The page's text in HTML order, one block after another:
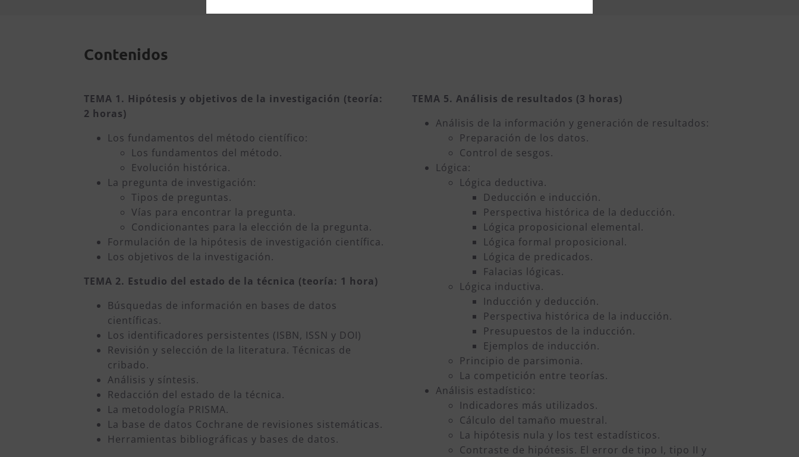
Contenidos
TEMA 1. Hipótesis y objetivos de la investigación (teoría:
2 horas)
Los fundamentos del método científico:
Los fundamentos del método.
Evolución histórica.
La pregunta de investigación:
Tipos de preguntas.
Vías para encontrar la pregunta.
Condicionantes para la elección de la pregunta.
Formulación de la hipótesis de investigación científica.
Los objetivos de la investigación.
TEMA 2. Estudio del estado de la técnica (teoría: 1 hora)
Búsquedas de información en bases de datos
científicas.
Los identificadores persistentes (ISBN, ISSN y DOI)
Revisión y selección de la literatura. Técnicas de
cribado.
Análisis y síntesis.
Redacción del estado de la técnica.
La metodología PRISMA.
La base de datos Cochrane de revisiones sistemáticas.
Herramientas bibliográficas y bases de datos.
TEMA 5. Análisis de resultados (3 horas)
Análisis de la información y generación de resultados:
Preparación de los datos.
Control de sesgos.
Lógica:
Lógica deductiva.
Deducción e inducción.
Perspectiva histórica de la deducción.
Lógica proposicional elemental.
Lógica formal proposicional.
Lógica de predicados.
Falacias lógicas.
Lógica inductiva.
Inducción y deducción.
Perspectiva histórica de la inducción.
Presupuestos de la inducción.
Ejemplos de inducción.
Principio de parsimonia.
La competición entre teorías.
Análisis estadístico:
Indicadores más utilizados.
Cálculo del tamaño muestral.
La hipótesis nula y los test estadísticos.
Contraste de hipótesis. El error de tipo I, tipo II y